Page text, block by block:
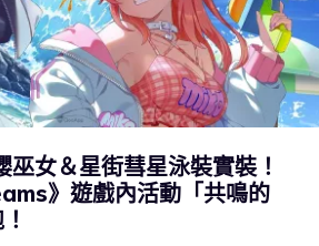
巫女＆星街彗星泳裝實裝！
》遊戲內活動「共鳴的